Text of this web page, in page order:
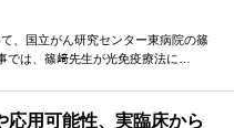
、国立がん研究センター東病院の篠
では、篠﨑先生が光免疫療法に…
応用可能性、実臨床から